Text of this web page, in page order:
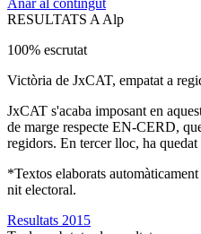
RESULTATS A Alp
100% escrutat
Victòria de JxCAT, empatat a
JxCAT s'acaba imposant en
de marge respecte EN-CERD,
regidors. En tercer lloc, ha
*Textos elaborats
nit electoral.
Resultats 2015